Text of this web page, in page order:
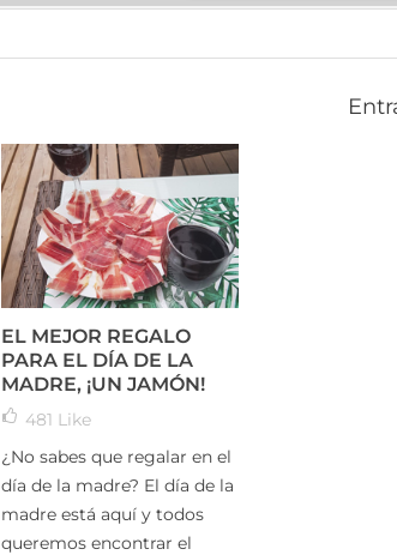
EL MEJOR REGALO
PARA EL DÍA DE LA
MADRE, ¡UN JAMÓN!
481 Like
¿No sabes que regalar en el
día de la madre? El día de la
madre está aquí y todos
queremos encontrar el